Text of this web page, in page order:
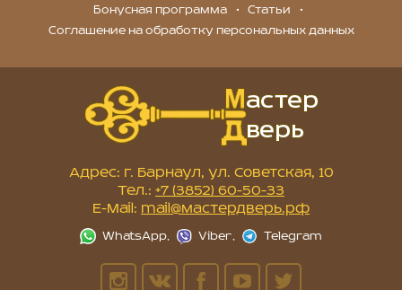
Бонусная программа
Статьи
Соглашение на обработку персональных данных
Адрес: г. Барнаул, ул. Советская, 10
Тел.: +7 (3852) 60-50-33
E-Mail: mail@мастердверь.рф